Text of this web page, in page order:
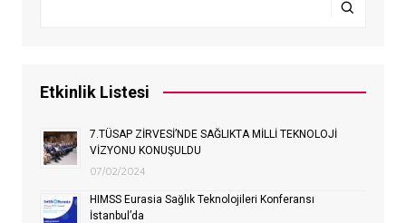
Etkinlik Listesi
7.TÜSAP ZİRVESİ’NDE SAĞLIKTA MİLLİ TEKNOLOJİ
VİZYONU KONUŞULDU
07/02/2024
HIMSS Eurasia Sağlık Teknolojileri Konferansı
İstanbul’da